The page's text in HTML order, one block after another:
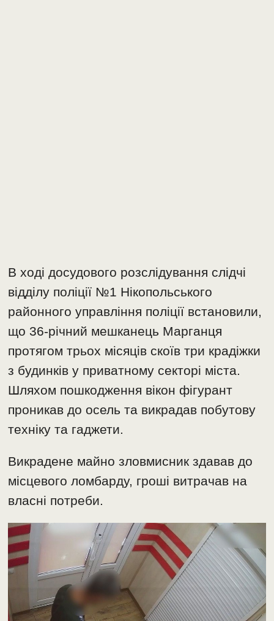
В ході досудового розслідування слідчі
відділу поліції №1 Нікопольського
районного управління поліції встановили,
що 36-річний мешканець Марганця
протягом трьох місяців скоїв три крадіжки
з будинків у приватному секторі міста.
Шляхом пошкодження вікон фігурант
проникав до осель та викрадав побутову
техніку та гаджети.
Викрадене майно зловмисник здавав до
місцевого ломбарду, гроші витрачав на
власні потреби.